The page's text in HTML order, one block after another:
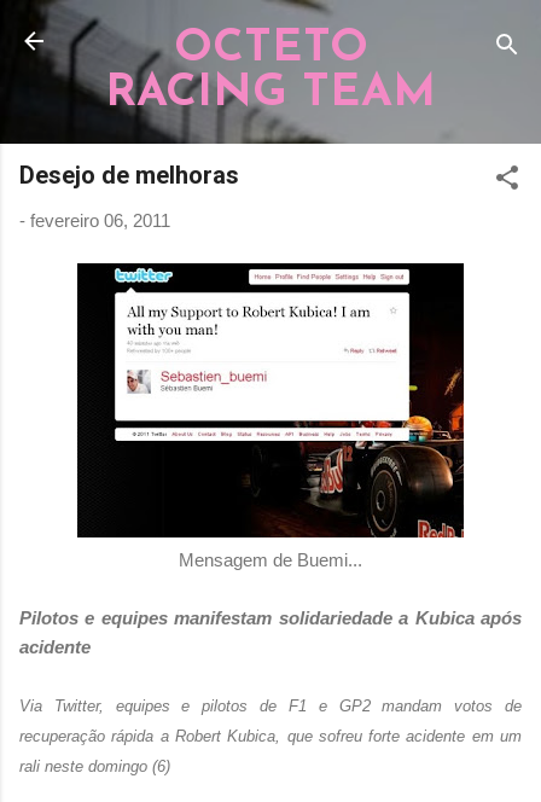
Pular para o conteúdo principal
OCTETO
RACING TEAM
Desejo de melhoras
- fevereiro 06, 2011
Mensagem de Buemi...
Pilotos e equipes manifestam solidariedade a Kubica após
acidente
Via Twitter, equipes e pilotos de F1 e GP2 mandam votos de
recuperação rápida a Robert Kubica, que sofreu forte acidente em um
rali neste domingo (6)